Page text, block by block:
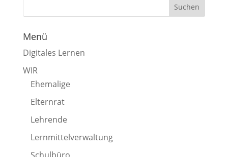
Menü
Digitales Lernen
WIR
Ehemalige
Elternrat
Lehrende
Lernmittelverwaltung